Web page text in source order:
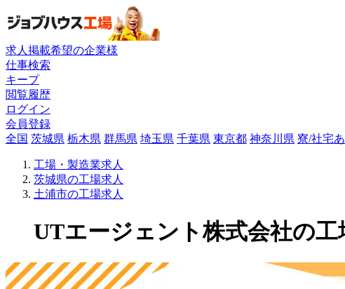
求人掲載希望の企業様
仕事検索
キープ
閲覧履歴
ログイン
会員登録
全国 茨城県 栃木県 群馬県 埼玉県 千葉県 東京都 神奈川県 寮/社宅あ
工場・製造業求人
茨城県の工場求人
土浦市の工場求人
UTエージェント株式会社の工